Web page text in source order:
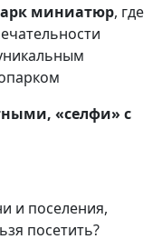
миниатюр, где
«селфи» с
и поселения,
посетить?